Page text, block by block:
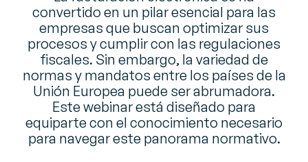
convertido en un pilar esencial para las
empresas que buscan optimizar sus
procesos y cumplir con las regulaciones
fiscales. Sin embargo, la variedad de
normas y mandatos entre los países de la
Unión Europea puede ser abrumadora.
Este webinar está diseñado para
equiparte con el conocimiento necesario
para navegar este panorama normativo.